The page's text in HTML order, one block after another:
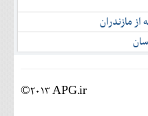
مازندران
©2013 APG.ir